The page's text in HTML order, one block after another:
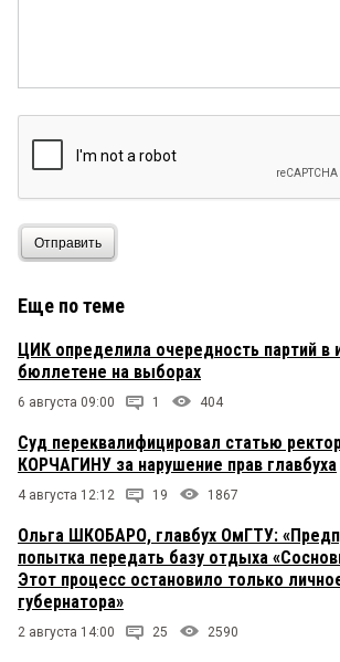
Отправить
Еще по теме
ЦИК определила очередность партий в
бюллетене на выборах
6 августа 09:00 1 404
Суд переквалифицировал статью
КОРЧАГИНУ за нарушение прав главбуха
4 августа 12:12 19 1867
Ольга ШКОБАРО, главбух ОмГТУ:
попытка передать базу отдыха
Этот процесс остановило только
губернатора»
2 августа 14:00 25 2590